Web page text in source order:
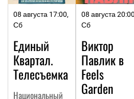
08 августа 17:00,
Сб
Единый
Квартал.
Телесъемка
Национальный
08 августа
Сб
Виктор
Павлик в
Feels
Garden